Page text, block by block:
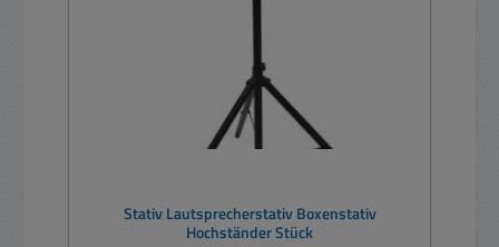
Stativ Lautsprecherstativ Boxenstativ
Hochständer Stück